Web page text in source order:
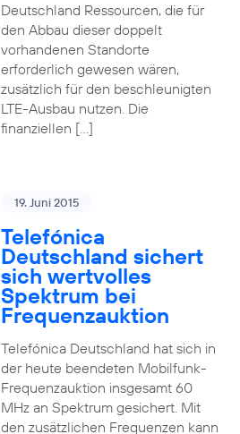
Deutschland Ressourcen, die für
den Abbau dieser doppelt
vorhandenen Standorte
erforderlich gewesen wären,
zusätzlich für den beschleunigten
LTE-Ausbau nutzen. Die
finanziellen […]
19. Juni 2015
Telefónica
Deutschland sichert
sich wertvolles
Spektrum bei
Frequenzauktion
Telefónica Deutschland hat sich in
der heute beendeten Mobilfunk-
Frequenzauktion insgesamt 60
MHz an Spektrum gesichert. Mit
den zusätzlichen Frequenzen kann